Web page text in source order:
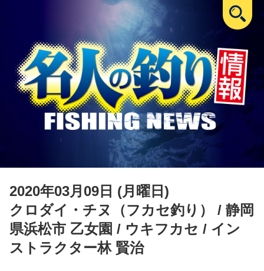
2020年03月09日 (月曜日)
クロダイ・チヌ（フカセ釣り）
/ 静岡
県浜松市 乙女園 / ウキフカセ / イン
ストラクター林 賢治